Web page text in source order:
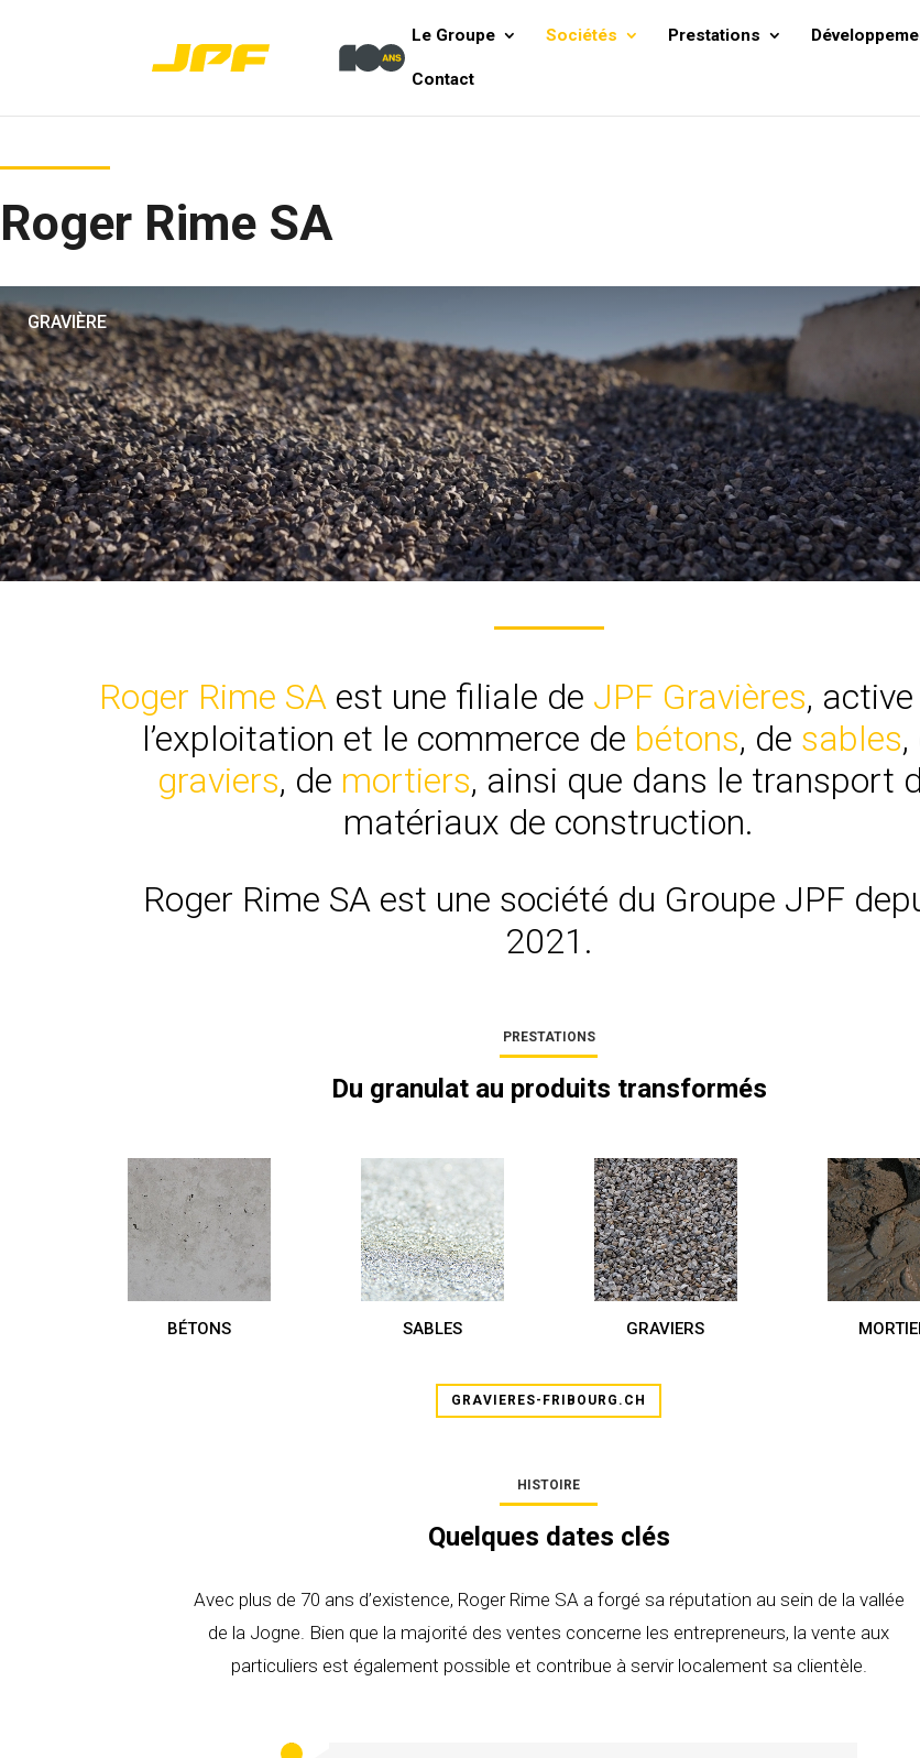
Le Groupe Sociétés Prestations
Contact
Roger Rime SA
GRAVIÈRE
Roger Rime SA est une filiale de JPF Gravières,
l’exploitation et le commerce de bétons, de sables
graviers, de mortiers, ainsi que dans le transport
matériaux de construction.
Roger Rime SA est une société du Groupe JPF
2021.
PRESTATIONS
Du granulat au produits transformés
BÉTONS SABLES GRAVIERS
GRAVIERES-FRIBOURG.CH
HISTOIRE
Quelques dates clés
Avec plus de 70 ans d’existence, Roger Rime SA a forgé sa réputation au sein de la vallée
de la Jogne. Bien que la majorité des ventes concerne les entrepreneurs, la vente aux
particuliers est également possible et contribue à servir localement sa clientèle.